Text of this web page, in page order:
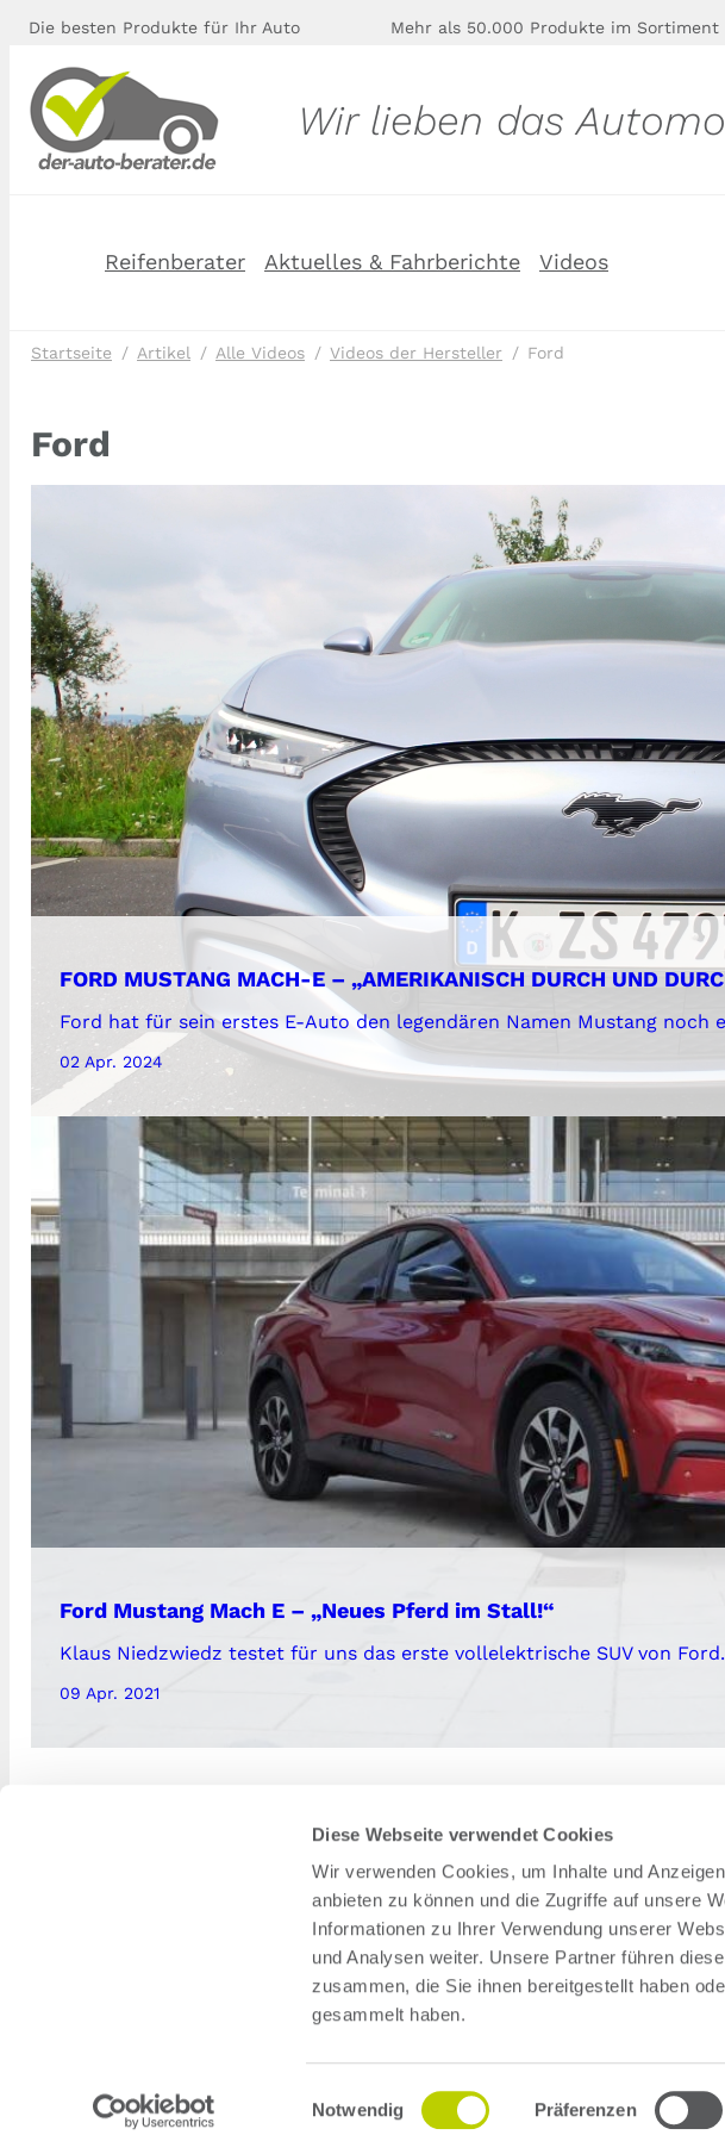
Diese Webseite verwendet Cookies
Wir verwenden Cookies, um Inhalte und
anbieten zu können und die Zugriffe auf unsere
Informationen zu Ihrer Verwendung unserer
und Analysen weiter. Unsere Partner führen
zusammen, die Sie ihnen bereitgestellt haben
gesammelt haben.
Einwilligungsauswahl
Notwendig Präferenzen
Die besten Produkte für Ihr Auto Mehr als 50.000 Produkte im Sortiment
Wir lieben das
Reifenberater Aktuelles & Fahrberichte
Videos
Startseite Artikel Alle Videos Videos der Hersteller Ford
Ford
FORD MUSTANG MACH-E – „AMERIKANISCH DURCH UND
Ford hat für sein erstes E-Auto den legendären Namen Mustang noch
02 Apr. 2024
Ford Mustang Mach E – „Neues Pferd im Stall!“
Klaus Niedzwiedz testet für uns das erste vollelektrische SUV von
09 Apr. 2021
Informationen
Über uns
Wie funktioniert der
Unsere Partnershops
Infos zum Thema Reifen
© 2026 der-auto-berater.de -